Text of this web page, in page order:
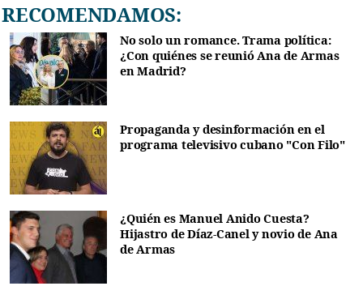
RECOMENDAMOS:
No solo un romance. Trama política:
¿Con quiénes se reunió Ana de Armas
en Madrid?
Propaganda y desinformación en el
programa televisivo cubano "Con Filo"
¿Quién es Manuel Anido Cuesta?
Hijastro de Díaz-Canel y novio de Ana
de Armas